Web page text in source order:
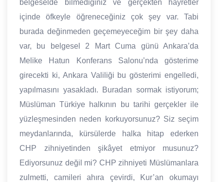
belgeselde bilmediğiniz ve gerçekten hayretler
içinde öfkeyle öğreneceğiniz çok şey var. Tabi
burada değinmeden geçemeyeceğim bir şey daha
var, bu belgesel 2 Mart Cuma günü Ankara’da
Melike Hatun Konferans Salonu’nda gösterime
girecekti ki, Ankara Valiliği bu gösterimi engelledi,
yapılmasını yasakladı. Buradan sormak istiyorum;
Müslüman Türkiye halkının bu tarihi gerçekler ile
yüzleşmesinden neden korkuyorsunuz? Siz seçim
meydanlarında, kürsülerde halka hitap ederken
CHP zihniyetinden şikâyet etmiyor musunuz?
Ediyorsunuz değil mi? CHP zihniyeti Müslümanlara
zulmetti, camileri ahıra çevirdi, Kur’an okumayı